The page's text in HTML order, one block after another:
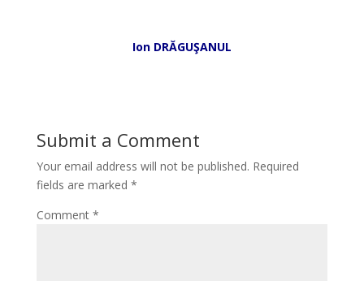
Ion DRĂGUŞANUL
Submit a Comment
Your email address will not be published. Required
fields are marked *
Comment *